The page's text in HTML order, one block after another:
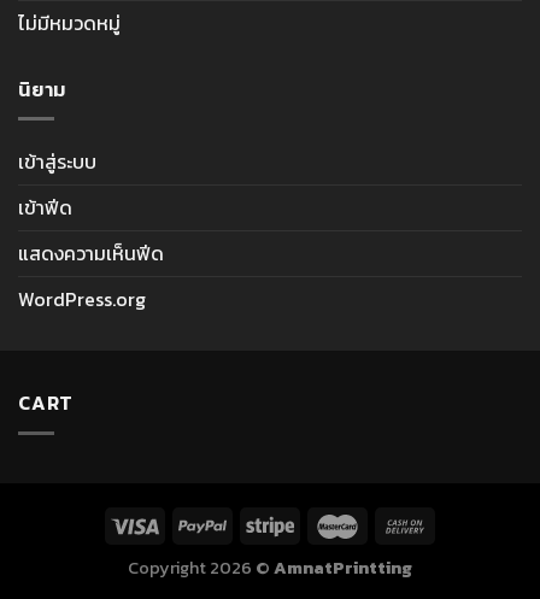
ไม่มีหมวดหมู่
นิยาม
เข้าสู่ระบบ
เข้าฟีด
แสดงความเห็นฟีด
WordPress.org
CART
Copyright 2026 ©AmnatPrintting